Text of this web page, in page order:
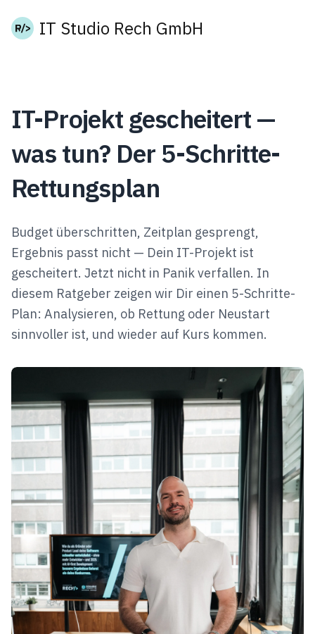
IT Studio Rech GmbH
IT-Projekt gescheitert —
was tun? Der 5-Schritte-
Rettungsplan
Budget überschritten, Zeitplan gesprengt,
Ergebnis passt nicht — Dein IT-Projekt ist
gescheitert. Jetzt nicht in Panik verfallen. In
diesem Ratgeber zeigen wir Dir einen 5-Schritte-
Plan: Analysieren, ob Rettung oder Neustart
sinnvoller ist, und wieder auf Kurs kommen.